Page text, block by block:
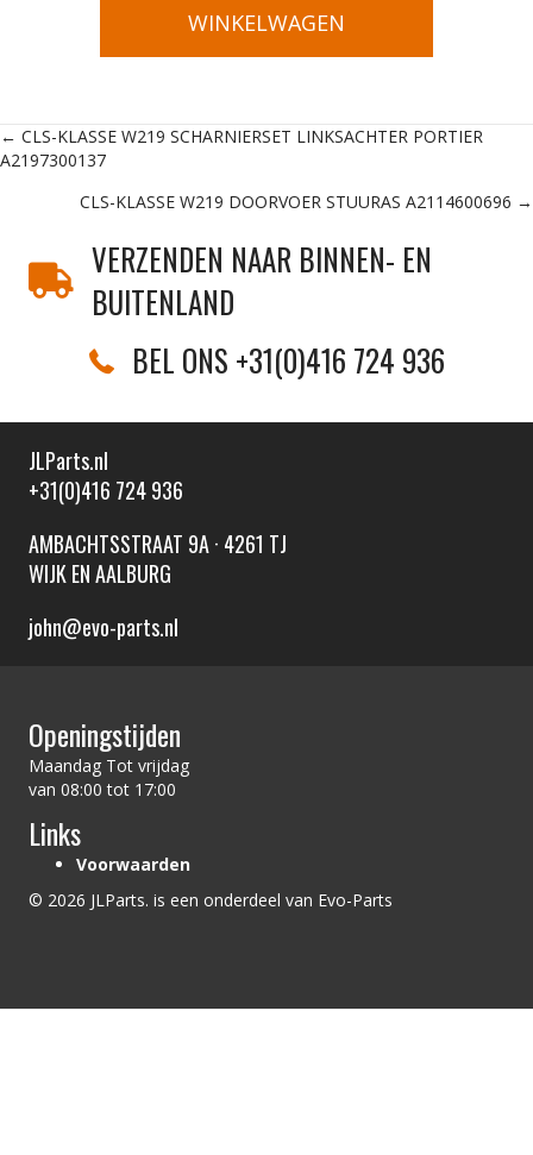
WINKELWAGEN
Posts
navigation
← CLS-KLASSE W219 SCHARNIERSET LINKSACHTER PORTIER
A2197300137
CLS-KLASSE W219 DOORVOER STUURAS A2114600696 →
VERZENDEN NAAR BINNEN- EN
BUITENLAND
BEL ONS +31(0)416 724 936
JLParts.nl
+31(0)416 724 936
AMBACHTSSTRAAT 9A · 4261 TJ
WIJK EN AALBURG
john@evo-parts.nl
Openingstijden
Maandag Tot vrijdag
van 08:00 tot 17:00
Links
Voorwaarden
© 2026 JLParts. is een onderdeel van Evo-Parts